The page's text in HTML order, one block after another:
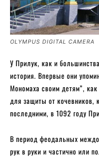
OLYMPUS DIGITAL CAMERA
У Прилук, как и
история. Впервые они
Мономаха своим детям”,
для защиты от
последними, в 1092 году
В период феодальных
рук в руки и частично или